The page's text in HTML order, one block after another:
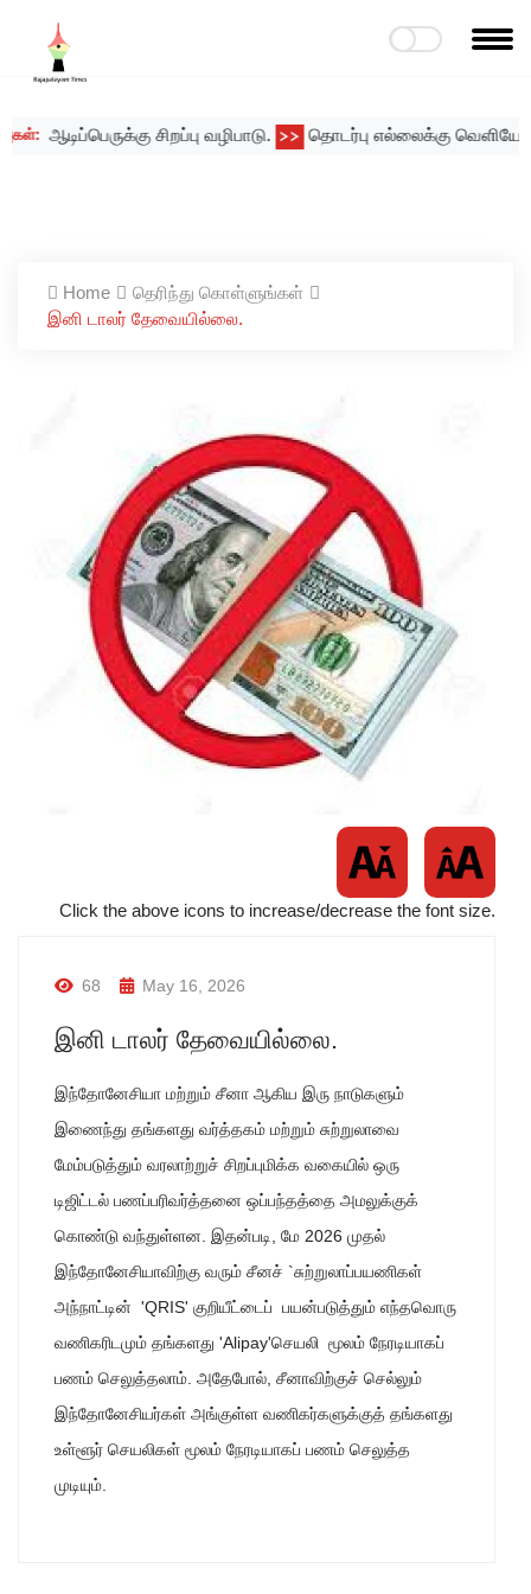
ஆடிப்பெருக்கு சிறப்பு வழிபாடு. >> தொடர்பு எல்லைக்கு வெளியே
Home
தெரிந்து கொள்ளுங்கள்
இனி டாலர் தேவையில்லை.
Click the above icons to increase/decrease the font size.
68 May 16, 2026
இனி டாலர் தேவையில்லை.
இந்தோனேசியா மற்றும் சீனா ஆகிய இரு நாடுகளும்
இணைந்து தங்களது வர்த்தகம் மற்றும் சுற்றுலாவை
மேம்படுத்தும் வரலாற்றுச் சிறப்புமிக்க வகையில் ஒரு
டிஜிட்டல் பணப்பரிவர்த்தனை ஒப்பந்தத்தை அமலுக்குக்
கொண்டு வந்துள்ளன. இதன்படி, மே 2026 முதல்
இந்தோனேசியாவிற்கு வரும் சீனச் `சுற்றுலாப்பயணிகள்
அந்நாட்டின் 'QRIS' குறியீட்டைப் பயன்படுத்தும் எந்தவொரு
வணிகரிடமும் தங்களது 'Alipay'செயலி மூலம் நேரடியாகப்
பணம் செலுத்தலாம். அதேபோல், சீனாவிற்குச் செல்லும்
இந்தோனேசியர்கள் அங்குள்ள வணிகர்களுக்குத் தங்களது
உள்ளூர் செயலிகள் மூலம் நேரடியாகப் பணம் செலுத்த
முடியும்.